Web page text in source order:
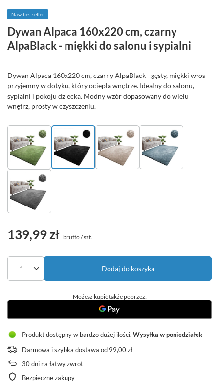
Nasz bestseller
Dywan Alpaca 160x220 cm, czarny
AlpaBlack - miękki do salonu i sypialni
Dywan Alpaca 160x220 cm, czarny AlpaBlack - gęsty, miękki włos
przyjemny w dotyku, który ociepla wnętrze. Idealny do salonu,
sypialni i pokoju dziecka. Modny wzór dopasowany do wielu
wnętrz, prosty w czyszczeniu.
139,99 zł brutto/szt.
Dodaj do koszyka
Możesz kupić także poprzez:
Produkt dostępny w bardzo dużej ilości Wysyłka w poniedziałek
Darmowa i szybka dostawa od 99,00 zł
30dni na łatwy zwrot
Bezpieczne zakupy